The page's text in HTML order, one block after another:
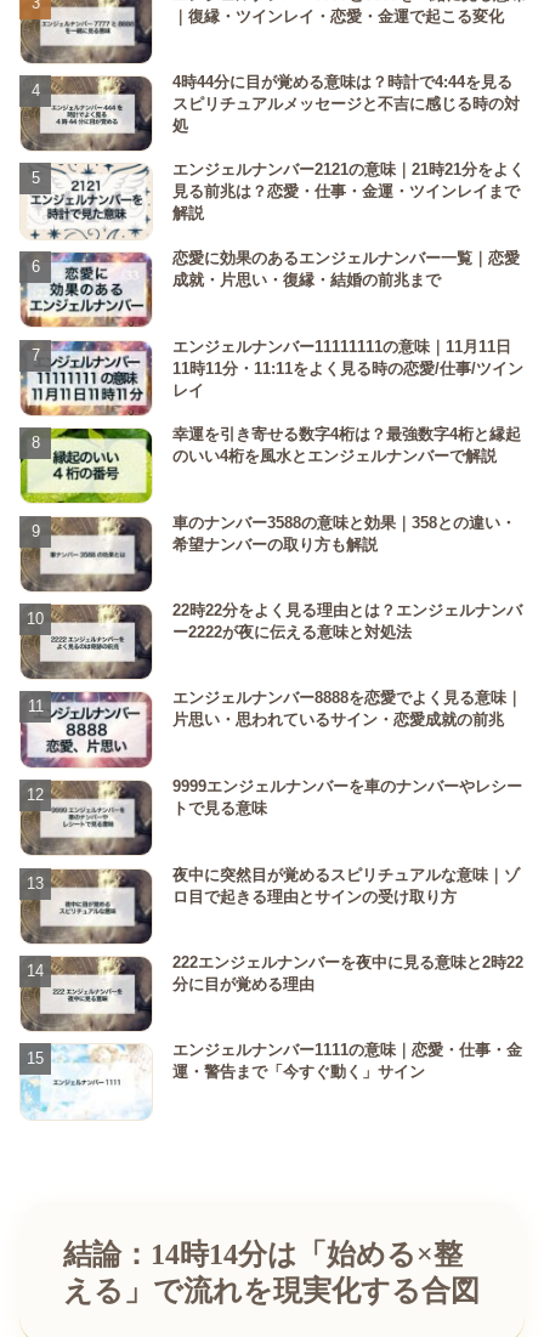
｜復縁・ツインレイ・恋愛・金運で起こる変化
4時44分に目が覚める意味は？時計で4:44を見る
スピリチュアルメッセージと不吉に感じる時の対
処
エンジェルナンバー2121の意味｜21時21分をよく
見る前兆は？恋愛・仕事・金運・ツインレイまで
解説
恋愛に効果のあるエンジェルナンバー一覧｜恋愛
成就・片思い・復縁・結婚の前兆まで
エンジェルナンバー11111111の意味｜11月11日
11時11分・11:11をよく見る時の恋愛/仕事/ツイン
レイ
幸運を引き寄せる数字4桁は？最強数字4桁と縁起
のいい4桁を風水とエンジェルナンバーで解説
車のナンバー3588の意味と効果｜358との違い・
希望ナンバーの取り方も解説
22時22分をよく見る理由とは？エンジェルナンバ
ー2222が夜に伝える意味と対処法
エンジェルナンバー8888を恋愛でよく見る意味｜
片思い・思われているサイン・恋愛成就の前兆
9999エンジェルナンバーを車のナンバーやレシー
トで見る意味
夜中に突然目が覚めるスピリチュアルな意味｜ゾ
ロ目で起きる理由とサインの受け取り方
222エンジェルナンバーを夜中に見る意味と2時22
分に目が覚める理由
エンジェルナンバー1111の意味｜恋愛・仕事・金
運・警告まで「今すぐ動く」サイン
結論：14時14分は「始める×整
える」で流れを現実化する合図